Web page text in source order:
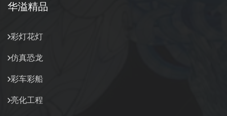
华溢精品
彩灯花灯
仿真恐龙
彩车彩船
亮化工程